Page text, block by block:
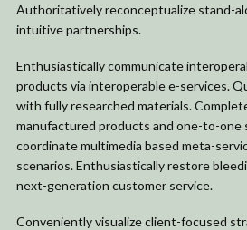
Authoritatively reconceptualize stand-
intuitive partnerships.
Enthusiastically communicate
products via interoperable e-services.
with fully researched materials.
manufactured products and one-to-one
coordinate multimedia based meta-
scenarios. Enthusiastically restore
next-generation customer service.
Conveniently visualize client-focused